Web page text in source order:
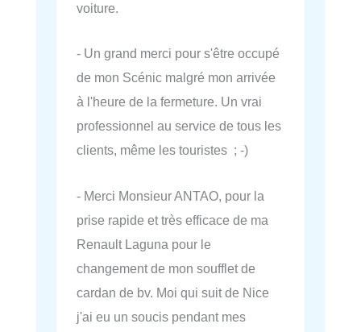
voiture.
- Un grand merci pour s'être occupé
de mon Scénic malgré mon arrivée
à l'heure de la fermeture. Un vrai
professionnel au service de tous les
clients, même les touristes ; -)
- Merci Monsieur ANTAO, pour la
prise rapide et très efficace de ma
Renault Laguna pour le
changement de mon soufflet de
cardan de bv. Moi qui suit de Nice
j'ai eu un soucis pendant mes